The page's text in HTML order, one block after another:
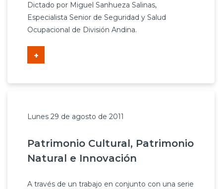
Dictado por Miguel Sanhueza Salinas,
Especialista Senior de Seguridad y Salud
Ocupacional de División Andina.
+
Lunes 29 de agosto de 2011
Patrimonio Cultural, Patrimonio
Natural e Innovación
A través de un trabajo en conjunto con una serie